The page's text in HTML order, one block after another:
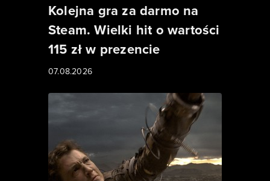
Kolejna gra za darmo na
Steam. Wielki hit o wartości
115 zł w prezencie
07.08.2026